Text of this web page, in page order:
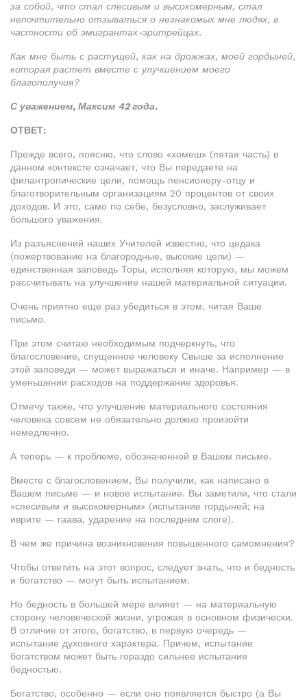
за собой, что стал спесивым и высокомерным, стал
непочтительно отзываться о незнакомых мне людях, в
частности об эмигрантах-эритрейцах.
Как мне быть с растущей, как на дрожжах, моей гордыней,
которая растет вместе с улучшением моего
благополучия?
С уважением, Максим 42 года.
ОТВЕТ:
Прежде всего, поясню, что слово «хомеш» (пятая часть) в
данном контексте означает, что Вы передаете на
филантропические цели, помощь пенсионеру-отцу и
благотворительным организациям 20 процентов от своих
доходов. И это, само по себе, безусловно, заслуживает
большого уважения.
Из разъяснений наших Учителей известно, что цедака
(пожертвование на благородные, высокие цели) —
единственная заповедь Торы, исполняя которую, мы можем
рассчитывать на улучшение нашей материальной ситуации.
Очень приятно еще раз убедиться в этом, читая Ваше
письмо.
При этом считаю необходимым подчеркнуть, что
благословение, спущенное человеку Свыше за исполнение
этой заповеди — может выражаться и иначе. Например — в
уменьшении расходов на поддержание здоровья.
Отмечу также, что улучшение материального состояния
человека совсем не обязательно должно произойти
немедленно.
А теперь — к проблеме, обозначенной в Вашем письме.
Вместе с благословением, Вы получили, как написано в
Вашем письме — и новое испытание. Вы заметили, что стали
«спесивым и высокомерным» (испытание гордыней; на
иврите — гаава, ударение на последнем слоге).
В чем же причина возникновения повышенного самомнения?
Чтобы ответить на этот вопрос, следует знать, что и бедность
и богатство — могут быть испытанием.
Но бедность в большей мере влияет — на материальную
сторону человеческой жизни, угрожая в основном физически.
В отличие от этого, богатство, в первую очередь —
испытание духовного характера. Причем, испытание
богатством может быть гораздо сильнее испытания
бедностью.
Богатство, особенно — если оно появляется быстро (а Вы